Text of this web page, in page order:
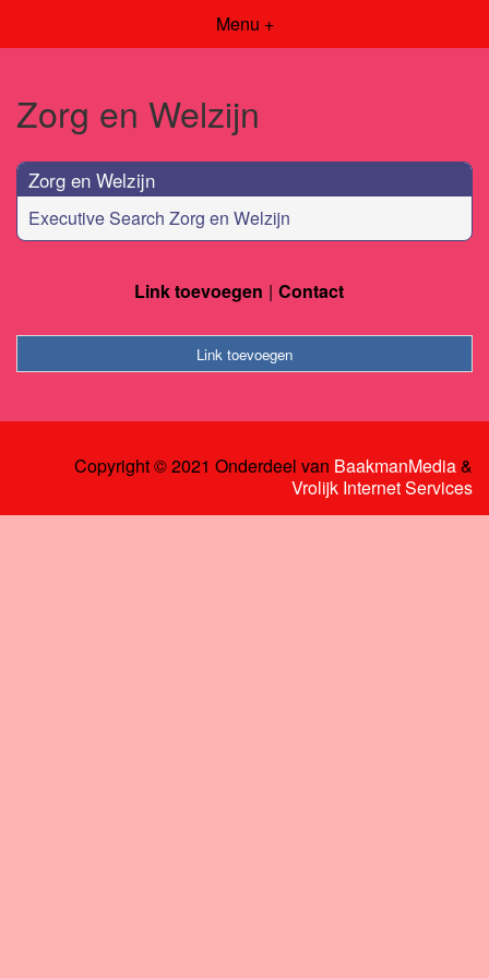
Menu +
Zorg en Welzijn
Zorg en Welzijn
Executive Search Zorg en Welzijn
Link toevoegen Contact
Link toevoegen
Copyright © 2021 Onderdeel van BaakmanMedia&
Vrolijk Internet Services